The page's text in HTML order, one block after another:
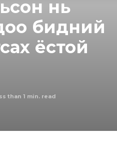
нь
бидний
ёстой
than 1 min. read